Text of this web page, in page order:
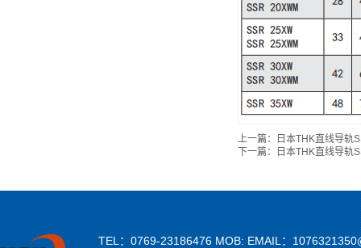
上一篇：
日本THK直线导轨
下一篇：
日本THK直线导轨
TEL：0769-23186476 MOB: EMAIL：